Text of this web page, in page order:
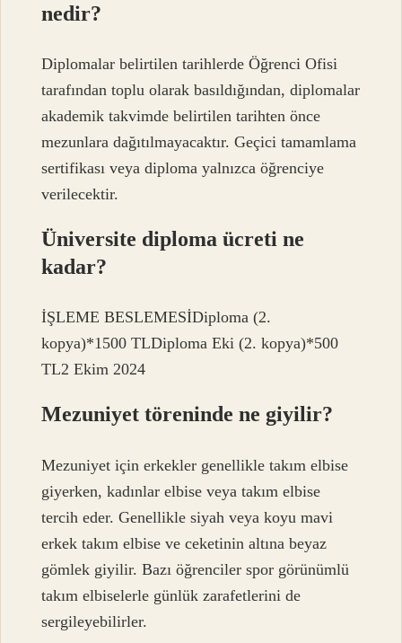
nedir?
Diplomalar belirtilen tarihlerde Öğrenci Ofisi
tarafından toplu olarak basıldığından, diplomalar
akademik takvimde belirtilen tarihten önce
mezunlara dağıtılmayacaktır. Geçici tamamlama
sertifikası veya diploma yalnızca öğrenciye
verilecektir.
Üniversite diploma ücreti ne
kadar?
İŞLEME BESLEMESİDiploma (2.
kopya)*1500 TLDiploma Eki (2. kopya)*500
TL2 Ekim 2024
Mezuniyet töreninde ne giyilir?
Mezuniyet için erkekler genellikle takım elbise
giyerken, kadınlar elbise veya takım elbise
tercih eder. Genellikle siyah veya koyu mavi
erkek takım elbise ve ceketinin altına beyaz
gömlek giyilir. Bazı öğrenciler spor görünümlü
takım elbiselerle günlük zarafetlerini de
sergileyebilirler.